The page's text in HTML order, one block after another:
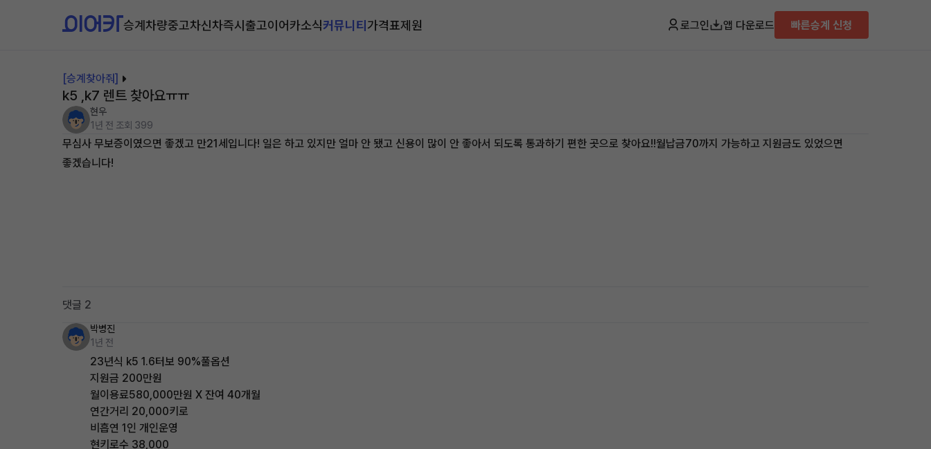
승계차량중고차신차즉시출고이어카소식커뮤니티가격표제원 로그인 앱 다운로드 빠른승계 신청
[승계찾아줘]
k5 ,k7 렌트 찾아요ㅠㅠ
현우
1년 전 조회 399
무심사 무보증이였으면 좋겠고 만21세입니다! 일은 하고 있지만 얼마 안 됐고 신용이 많이 안 좋아서 되도록 통과하기 편한 곳으로 찾아요!!월납금70까지 가능하고 지원금도 있었으면
좋겠습니다!
댓글 2
박병진
1년 전
23년식 k5 1.6터보 90%풀옵션
지원금 200만원
월이용료580,000만원 X 잔여 40개월
연간거리 20,000키로
비흡연 1인 개인운영
현키로수 38,000